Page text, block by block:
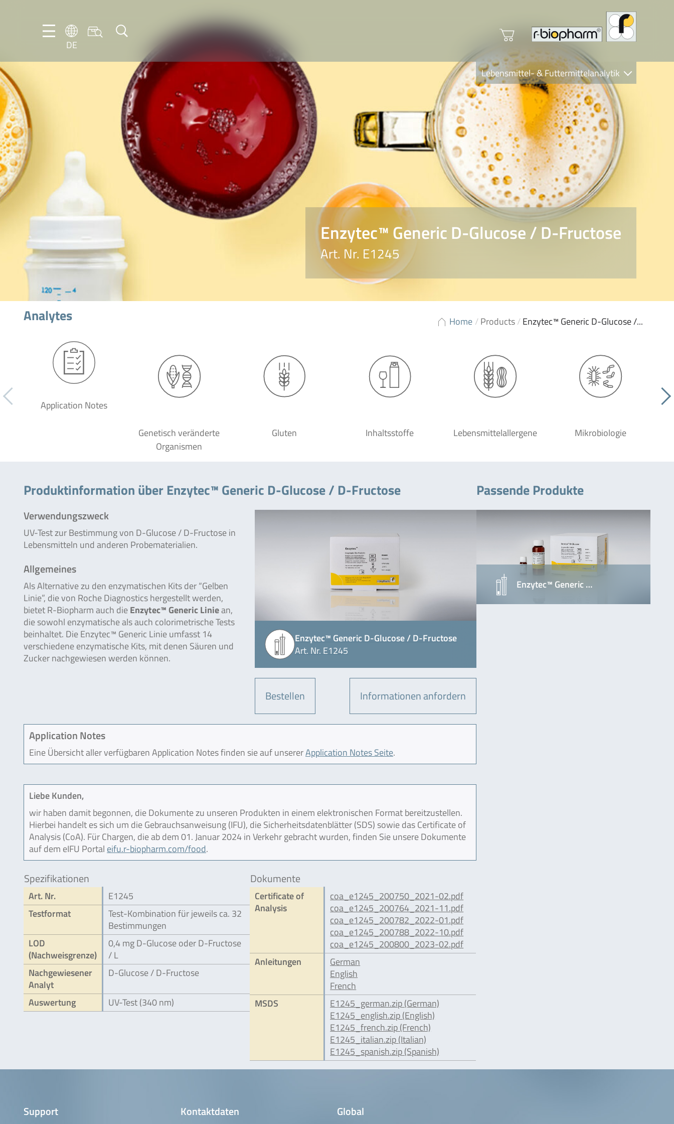
DE
DE
Lebensmittel- & Futtermittelanalytik
Clinical Diagnostics
R-Biopharm AG
Nutrition Care
Enzytec™ Generic D-Glucose / D-Fructose
Art. Nr. E1245
Home /Products/Enzytec™ Generic D-Glucose /...
Analytes
Application Notes
Genetisch veränderte
Organismen
Gluten Inhaltsstoffe Lebensmittelallergene Mikrobiologie
Produktinformation über Enzytec™ Generic D-Glucose / D-Fructose
Enzytec™ Generic D-Glucose / D-Fructose
Art. Nr. E1245
Bestellen Informationen anfordern
Verwendungszweck
UV-Test zur Bestimmung von D-Glucose / D-Fructose in
Lebensmitteln und anderen Probematerialien.
Allgemeines
Als Alternative zu den enzymatischen Kits der “Gelben
Linie”, die von Roche Diagnostics hergestellt werden,
bietet R-Biopharm auch dieEnzytec™ Generic Liniean,
die sowohl enzymatische als auch colorimetrische Tests
beinhaltet. Die Enzytec™ Generic Linie umfasst 14
verschiedene enzymatische Kits, mit denen Säuren und
Zucker nachgewiesen werden können.
Application Notes
Eine Übersicht aller verfügbaren Application Notes finden sie auf unsererApplication Notes Seite.
Liebe Kunden,
wir haben damit begonnen, die Dokumente zu unseren Produkten in einem elektronischen Format bereitzustellen.
Hierbei handelt es sich um die Gebrauchsanweisung (IFU), die Sicherheitsdatenblätter (SDS) sowie das Certificate of
Analysis (CoA). Für Chargen, die ab dem 01. Januar 2024 in Verkehr gebracht wurden, finden Sie unsere Dokumente
auf dem eIFU Portal eifu.r-biopharm.com/food.
Spezifikationen
Art. Nr.
E1245
Testformat
Test-Kombination für jeweils ca. 32
Bestimmungen
LOD
(Nachweisgrenze)
0,4 mg D-Glucose oder D-Fructose
/ L
Nachgewiesener
Analyt
D-Glucose / D-Fructose
Auswertung UV-Test (340 nm)
Dokumente
Certificate of
Analysis
coa_e1245_200750_2021-02.pdf
coa_e1245_200764_2021-11.pdf
coa_e1245_200782_2022-01.pdf
coa_e1245_200788_2022-10.pdf
coa_e1245_200800_2023-02.pdf
Anleitungen
German
English
French
MSDS
E1245_german.zip (German)
E1245_english.zip (English)
E1245_french.zip (French)
E1245_italian.zip (Italian)
E1245_spanish.zip (Spanish)
Passende Produkte
Enzytec™ Generic …
Support Kontaktdaten Global